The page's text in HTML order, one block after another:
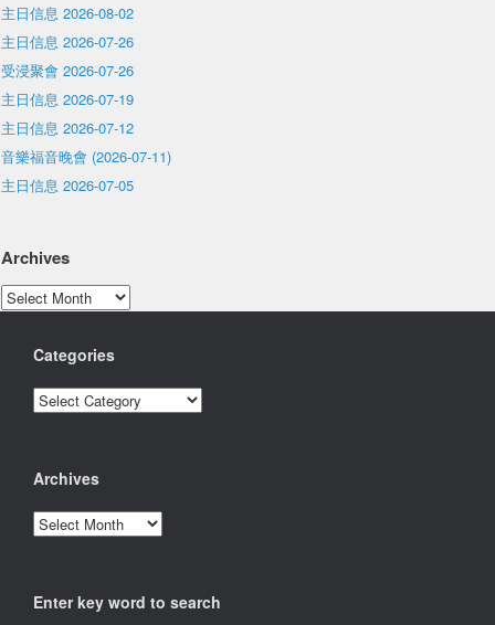
主日信息 2026-08-02
主日信息 2026-07-26
受浸聚會 2026-07-26
主日信息 2026-07-19
主日信息 2026-07-12
音樂福音晚會 (2026-07-11)
主日信息 2026-07-05
Archives
Archives
Categories
Categories
Archives
Archives
Enter key word to search